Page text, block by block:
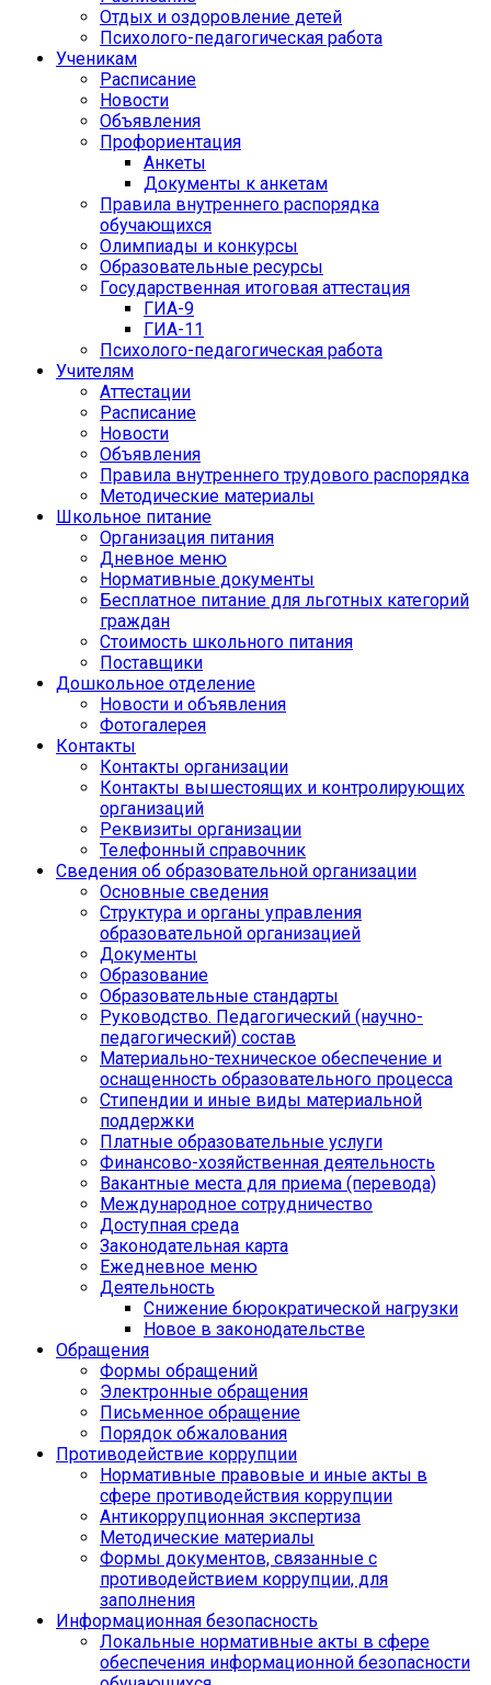
Отдых и оздоровление детей
Психолого-педагогическая работа
Ученикам
Расписание
Новости
Объявления
Профориентация
Анкеты
Документы к анкетам
Правила внутреннего распорядка
обучающихся
Олимпиады и конкурсы
Образовательные ресурсы
Государственная итоговая аттестация
ГИА-9
ГИА-11
Психолого-педагогическая работа
Учителям
Аттестации
Расписание
Новости
Объявления
Правила внутреннего трудового распорядка
Методические материалы
Школьное питание
Организация питания
Дневное меню
Нормативные документы
Бесплатное питание для льготных категорий
граждан
Стоимость школьного питания
Поставщики
Дошкольное отделение
Новости и объявления
Фотогалерея
Контакты
Контакты организации
Контакты вышестоящих и контролирующих
организаций
Реквизиты организации
Телефонный справочник
Сведения об образовательной организации
Основные сведения
Структура и органы управления
образовательной организацией
Документы
Образование
Образовательные стандарты
Руководство. Педагогический (научно-
педагогический) состав
Материально-техническое обеспечение и
оснащенность образовательного процесса
Стипендии и иные виды материальной
поддержки
Платные образовательные услуги
Финансово-хозяйственная деятельность
Вакантные места для приема (перевода)
Международное сотрудничество
Доступная среда
Законодательная карта
Ежедневное меню
Деятельность
Снижение бюрократической нагрузки
Новое в законодательстве
Обращения
Формы обращений
Электронные обращения
Письменное обращение
Порядок обжалования
Противодействие коррупции
Нормативные правовые и иные акты в
сфере противодействия коррупции
Антикоррупционная экспертиза
Методические материалы
Формы документов, связанные с
противодействием коррупции, для
заполнения
Информационная безопасность
Локальные нормативные акты в сфере
обеспечения информационной безопасности